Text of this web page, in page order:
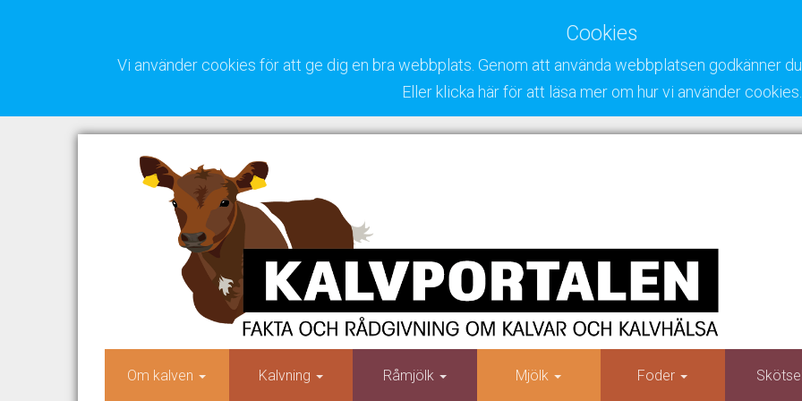
Cookies
Vi använder cookies för att ge dig en bra webbplats. Genom att använda webbplatsen godkänner
Eller klicka här för att läsa mer om hur vi använder cookies.
Om kalven Kalvning Råmjölk Mjölk Foder Skötsel